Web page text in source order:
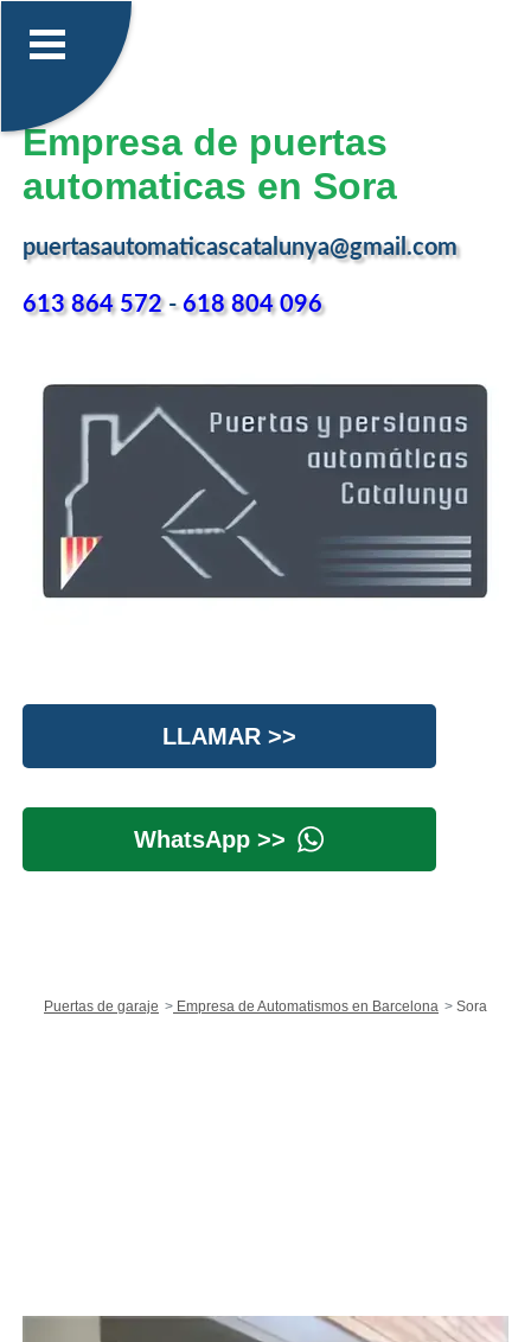
Empresa de puertas
automaticas en Sora
puertasautomaticascatalunya@gmail.com
613 864 572-618 804 096
LLAMAR >>
WhatsApp >>
Puertas de garaje Empresa de Automatismos en Barcelona Sora